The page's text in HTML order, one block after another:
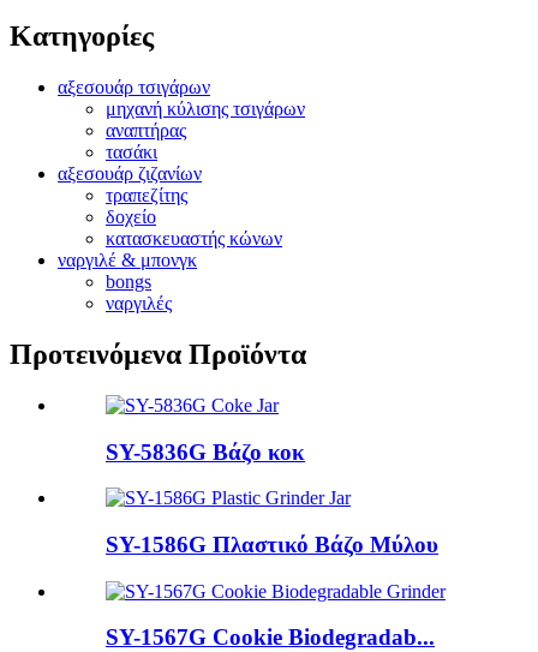
Κατηγορίες
αξεσουάρ τσιγάρων
μηχανή κύλισης τσιγάρων
αναπτήρας
τασάκι
αξεσουάρ ζιζανίων
τραπεζίτης
δοχείο
κατασκευαστής κώνων
ναργιλέ & μπονγκ
bongs
ναργιλές
Προτεινόμενα Προϊόντα
SY-5836G Βάζο κοκ
SY-1586G Πλαστικό Βάζο Μύλου
SY-1567G Cookie Biodegradab...